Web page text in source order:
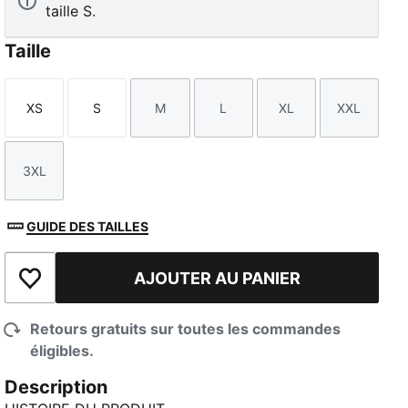
taille S.
Taille
Taille
XS
Taille
S
Taille
M
Taille
L
Taille
XL
Taille
XXL
Taille
3XL
GUIDE DES TAILLES
Ajouter à la liste de souhaits
AJOUTER AU PANIER
Retours gratuits sur toutes les commandes
éligibles.
Description